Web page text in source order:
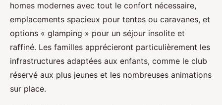
homes modernes avec tout le confort nécessaire,
emplacements spacieux pour tentes ou caravanes, et
options « glamping » pour un séjour insolite et
raffiné. Les familles apprécieront particulièrement les
infrastructures adaptées aux enfants, comme le club
réservé aux plus jeunes et les nombreuses animations
sur place.